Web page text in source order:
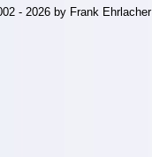
- 2026 by Frank Ehrlacher